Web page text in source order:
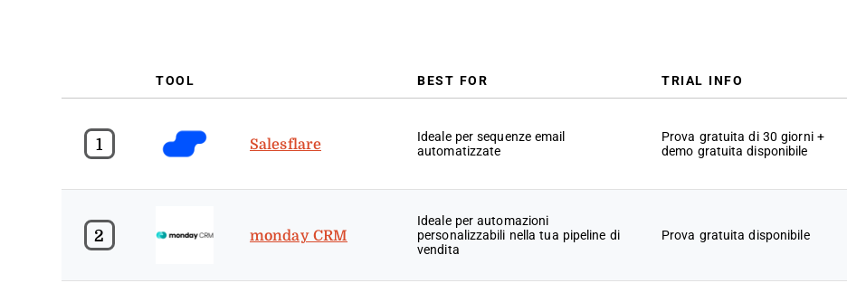
TOOL BEST FOR TRIAL INFO
1 Salesflare
Ideale per sequenze email
automatizzate
Prova gratuita di 30 giorni +
demo gratuita disponibile
2 monday CRM
Ideale per automazioni
personalizzabili nella tua pipeline di
vendita
Prova gratuita disponibile